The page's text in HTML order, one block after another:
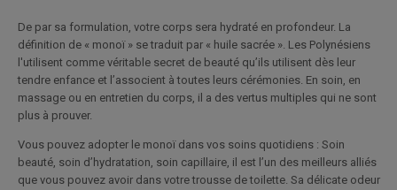
De par sa formulation, votre corps sera hydraté en profondeur. La
définition de « monoï » se traduit par « huile sacrée ». Les Polynésiens
l'utilisent comme véritable secret de beauté qu’ils utilisent dès leur
tendre enfance et l’associent à toutes leurs cérémonies. En soin, en
massage ou en entretien du corps, il a des vertus multiples qui ne sont
plus à prouver.
Vous pouvez adopter le monoï dans vos soins quotidiens : Soin
beauté, soin d’hydratation, soin capillaire, il est l’un des meilleurs alliés
que vous pouvez avoir dans votre trousse de toilette. Sa délicate odeur